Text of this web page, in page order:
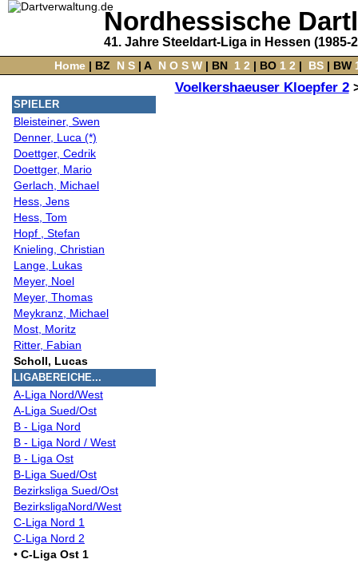
Nordhessische
41. Jahre Steeldart-Liga in Hessen (1985-
Home‌ | BZ N S‌ | A‌ N O S W‌ | BN‌ 1 2 | BO‌ 1 2 | BS| BW‌
Voelkershaeuser Kloepfer 2
SPIELER
Bleisteiner, Swen
Denner, Luca (*)
Doettger, Cedrik
Doettger, Mario
Gerlach, Michael
Hess, Jens
Hess, Tom
Hopf , Stefan
Knieling, Christian
Lange, Lukas
Meyer, Noel
Meyer, Thomas
Meykranz, Michael
Most, Moritz
Ritter, Fabian
Scholl, Lucas
LIGABEREICHE...
A-Liga Nord/West
A-Liga Sued/Ost
B - Liga Nord
B - Liga Nord / West
B - Liga Ost
B-Liga Sued/Ost
Bezirksliga Sued/Ost
BezirksligaNord/West
C-Liga Nord 1
C-Liga Nord 2
• C-Liga Ost 1